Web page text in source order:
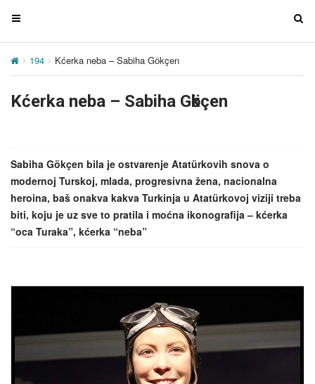
T
g
e
i
g
a
t
T
a
194 Kćerka neba – Sabiha Gӧkçen
Kćerka neba – Sabiha Gӧkçen
Sabiha Gökçen bila je ostvarenje Atatürkovih snova o
modernoj Turskoj, mlada, progresivna žena, nacionalna
heroina, baš onakva kakva Turkinja u Atatürkovoj viziji treba
biti, koju je uz sve to pratila i moćna ikonografija – kćerka
“oca Turaka”, kćerka “neba”